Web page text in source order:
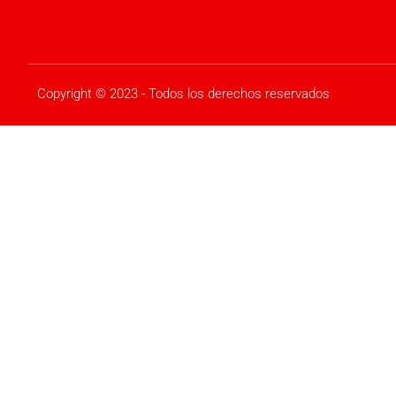
Copyright © 2023 - Todos los derechos reservados